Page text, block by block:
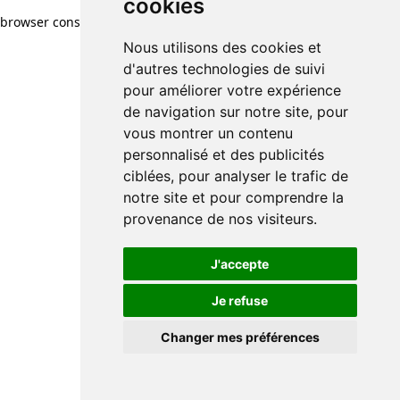
cookies
Nous utilisons des cookies et
d'autres technologies de suivi
pour améliorer votre expérience
de navigation sur notre site, pour
vous montrer un contenu
personnalisé et des publicités
ciblées, pour analyser le trafic de
notre site et pour comprendre la
provenance de nos visiteurs.
J'accepte
Je refuse
Changer mes préférences
browser console for more information)